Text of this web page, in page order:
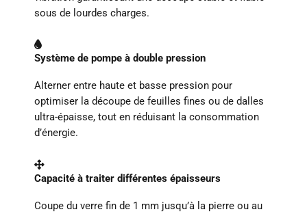
sous de lourdes charges.
Système de pompe à double pression
Alterner entre haute et basse pression pour
optimiser la découpe de feuilles fines ou de dalles
ultra-épaisse, tout en réduisant la consommation
d’énergie.
Capacité à traiter différentes épaisseurs
Coupe du verre fin de 1 mm jusqu’à la pierre ou au